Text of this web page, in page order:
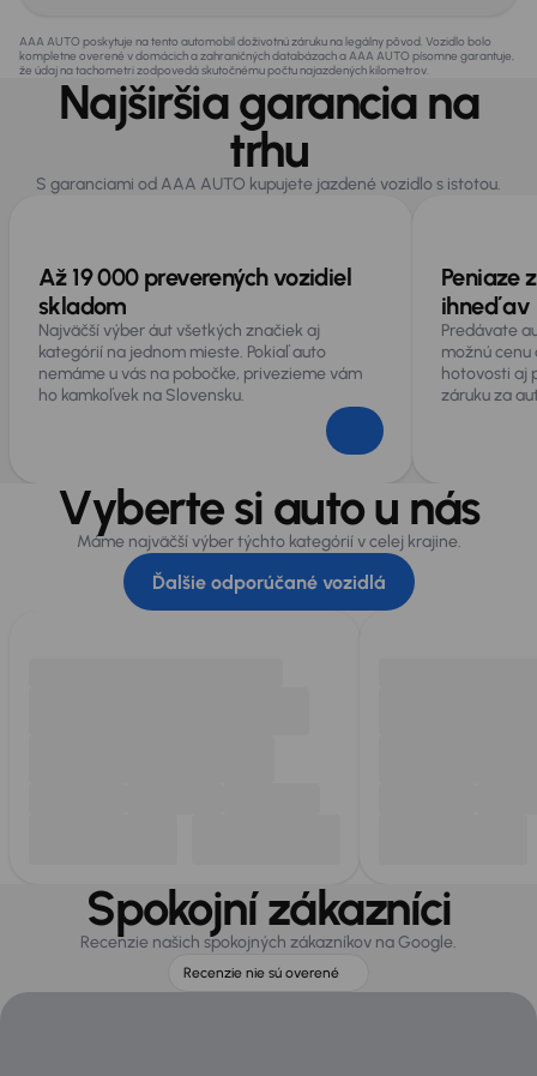
AAA AUTO poskytuje na tento automobil doživotnú záruku na legálny pôvod. Vozidlo bolo
kompletne overené v domácich a zahraničných databázach a AAA AUTO písomne garantuje,
že údaj na tachometri zodpovedá skutočnému počtu najazdených kilometrov.
Najširšia garancia na
trhu
S garanciami od AAA AUTO kupujete jazdené vozidlo s istotou.
Až 19 000 preverených vozidiel
skladom
Najväčší výber áut všetkých značiek aj
kategórií na jednom mieste. Pokiaľ auto
nemáme u vás na pobočke, privezieme vám
ho kamkoľvek na Slovensku.
Peniaze
ihneď av
Predávate
možnú
hotovosti aj
záruku za
Vyberte si auto u nás
Máme najväčší výber týchto kategórií v celej krajine.
Ďalšie odporúčané vozidlá
Spokojní zákazníci
Recenzie našich spokojných zákazníkov na Google.
Recenzie nie sú overené